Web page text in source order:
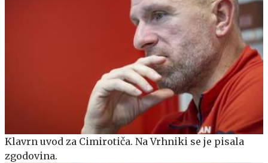
Klavrn uvod za Cimirotiča. Na Vrhniki se je pisala
zgodovina.